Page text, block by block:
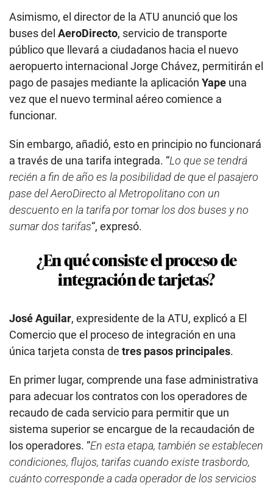
Asimismo, el director de la ATU anunció que los
buses del AeroDirecto, servicio de transporte
público que llevará a ciudadanos hacia el nuevo
aeropuerto internacional Jorge Chávez, permitirán el
pago de pasajes mediante la aplicación Yape una
vez que el nuevo terminal aéreo comience a
funcionar.
Sin embargo, añadió, esto en principio no funcionará
a través de una tarifa integrada. “Lo que se tendrá
recién a fin de año es la posibilidad de que el pasajero
pase del AeroDirecto al Metropolitano con un
descuento en la tarifa por tomar los dos buses y no
sumar dos tarifas“, expresó.
¿En qué consiste el proceso de
integración de tarjetas?
José Aguilar, expresidente de la ATU, explicó a El
Comercio que el proceso de integración en una
única tarjeta consta de tres pasos principales.
En primer lugar, comprende una fase administrativa
para adecuar los contratos con los operadores de
recaudo de cada servicio para permitir que un
sistema superior se encargue de la recaudación de
los operadores. “En esta etapa, también se establecen
condiciones, flujos, tarifas cuando existe trasbordo,
cuánto corresponde a cada operador de los servicios